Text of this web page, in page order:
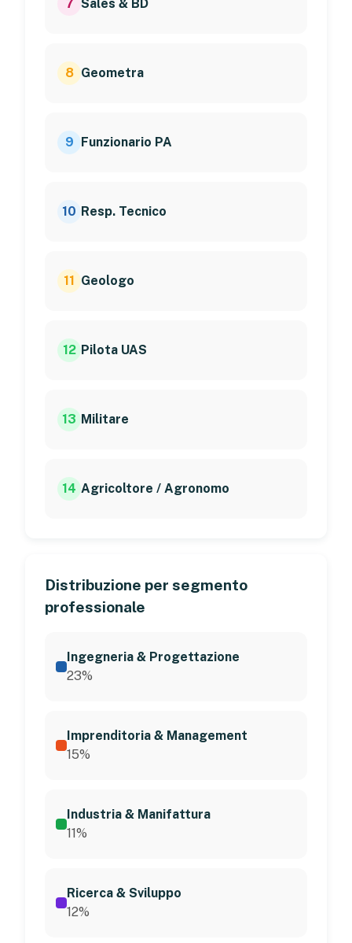
7 Sales & BD
8 Geometra
9 Funzionario PA
10 Resp. Tecnico
11 Geologo
12 Pilota UAS
13 Militare
14 Agricoltore / Agronomo
Distribuzione per segmento
professionale
Ingegneria & Progettazione
23%
Imprenditoria & Management
15%
Industria & Manifattura
11%
Ricerca & Sviluppo
12%